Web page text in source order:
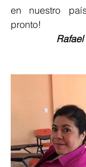
en nuestro
pronto!